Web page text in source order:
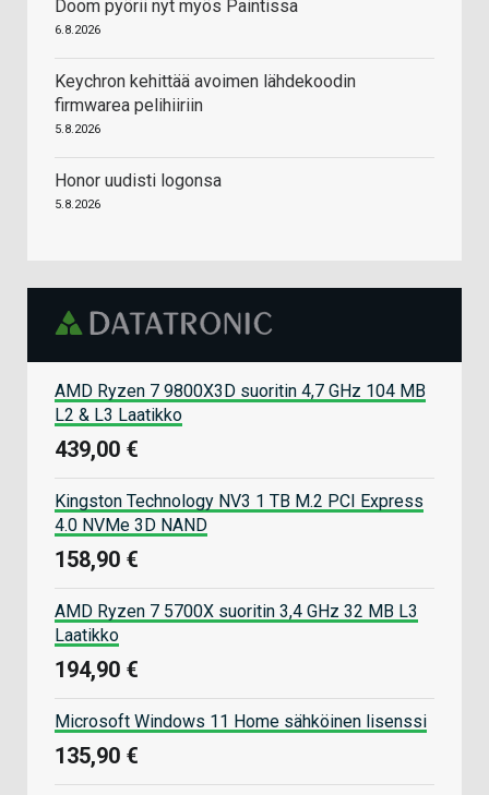
Doom pyörii nyt myös Paintissa
6.8.2026
Keychron kehittää avoimen lähdekoodin
firmwarea pelihiiriin
5.8.2026
Honor uudisti logonsa
5.8.2026
AMD Ryzen 7 9800X3D suoritin 4,7 GHz 104 MB
L2 & L3 Laatikko
439,00 €
Kingston Technology NV3 1 TB M.2 PCI Express
4.0 NVMe 3D NAND
158,90 €
AMD Ryzen 7 5700X suoritin 3,4 GHz 32 MB L3
Laatikko
194,90 €
Microsoft Windows 11 Home sähköinen lisenssi
135,90 €